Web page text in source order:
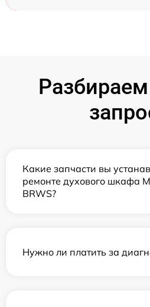
Какие запчасти вы
ремонте духового шкафа
BRWS?
Нужно ли платить за